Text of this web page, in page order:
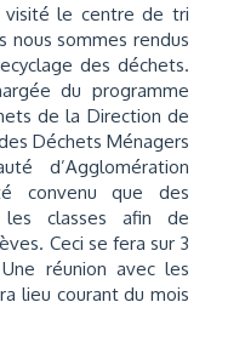
visité le centre de tri
nous sommes rendus
des déchets.
du programme
de la Direction de
Déchets Ménagers
d’Agglomération
convenu que des
les classes afin de
Ceci se fera sur 3
réunion avec les
lieu courant du mois